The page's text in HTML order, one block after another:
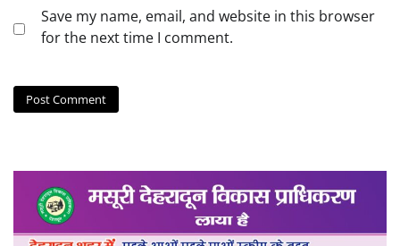
Save my name, email, and website in this browser
for the next time I comment.